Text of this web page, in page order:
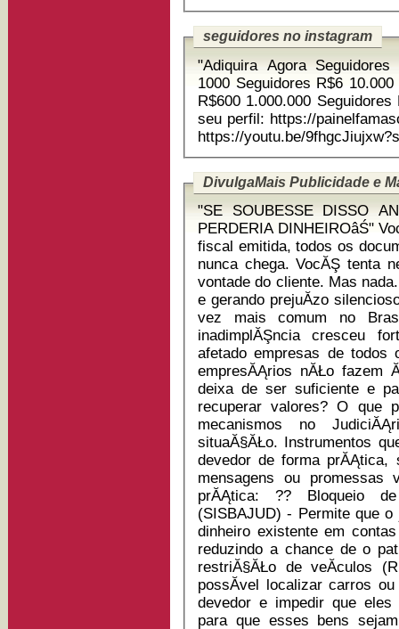
seguidores no instagram
"Adiquira Agora
1000 Seguidores R$6
R$600 1.000.000 Seguidores R$6000 Aproveite as
seu perfil: https://painelfamasocial.com.br Link do video explicando:
https://youtu.be/
DivulgaMais Publicidade e
"SE SOUBESSE DISSO
PERDERIA DINHEIROâŚ" VocĂŞ tem uma venda concluĂ­da, a nota
fiscal emitida, todos os
nunca chega. VocĂŞ tenta
vontade do cliente. Mas
e gerando prejuĂ­zo silencioso. Esse cenĂĄrio tem se tornado
vez mais comum no
inadimplĂŞncia cresceu
afetado empresas de todos os tamanhos.
empresĂĄrios nĂŁo fazem
deixa de ser suficiente e
recuperar valores? O que poucos sabem ĂŠ que hoje existem
mecanismos no
situaĂ§ĂŁo. Instrumentos
devedor de forma prĂĄtica,
mensagens ou promessas vazias. Veja como
prĂĄtica: ?? Bloqueio de valores nas contas bancĂĄrias
(SISBAJUD) - Permite que
dinheiro existente em
reduzindo a chance de o
restriĂ§ĂŁo de veĂ­culos
possĂ­vel localizar carros
devedor e impedir que eles
para que esses bens